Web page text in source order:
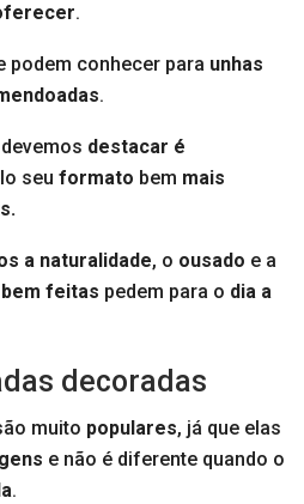
.
podem conhecer para unhas
.
destacar é
seu formato bem mais
a naturalidade, o ousado e a
feitas pedem para o dia a
decoradas
muito populares, já que elas
e não é diferente quando o
.